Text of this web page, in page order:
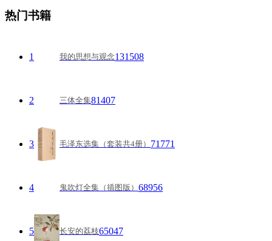
热门书籍
1 我的思想与观念131508
2 三体全集81407
3 毛泽东选集（套装共4册） 71771
4 鬼吹灯全集（插图版） 68956
5 长安的荔枝65047